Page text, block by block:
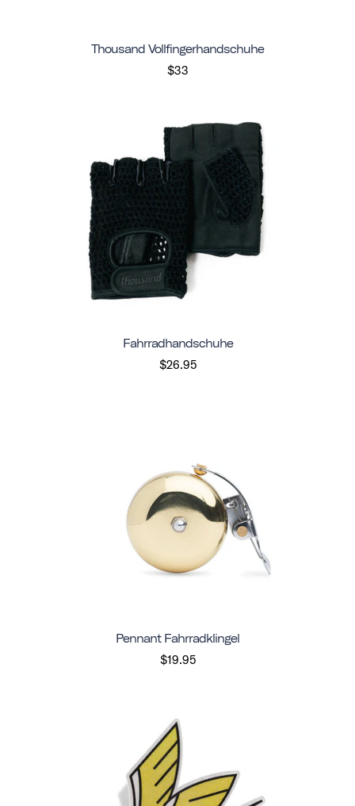
Thousand Vollfingerhandschuhe
$33
Fahrradhandschuhe
$26.95
Pennant Fahrradklingel
$19.95